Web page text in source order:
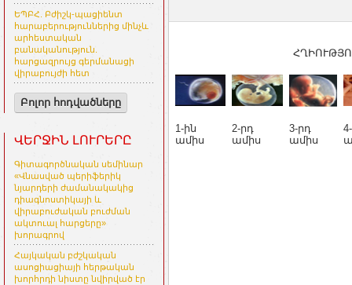
ԵՊԲՀ. Բժիշկ-պացիենտ
հարաբերություններից մինչև
արհեստական
բանականություն.
հարցազրույց գերմանացի
վիրաբույժի հետ
Բոլոր հոդվածները
ՎԵՐՋԻՆ ԼՈՒՐԵՐԸ
Գիտագործնական սեմինար
«Վնասված պերիֆերիկ
նյարդերի ժամանակակից
դիագնոստիկայի և
վիրաբուժական բուժման
ակտուալ հարցերը»
խորագրով
Հայկական բժշկական
ասոցիացիայի հերթական
խորհրդի նիստը նվիրված էր
1-ին
ամիս
2-րդ
ամիս
3-րդ
ամիս